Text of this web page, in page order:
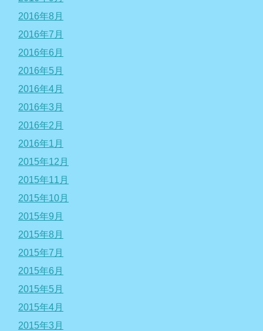
2016年8月
2016年7月
2016年6月
2016年5月
2016年4月
2016年3月
2016年2月
2016年1月
2015年12月
2015年11月
2015年10月
2015年9月
2015年8月
2015年7月
2015年6月
2015年5月
2015年4月
2015年3月